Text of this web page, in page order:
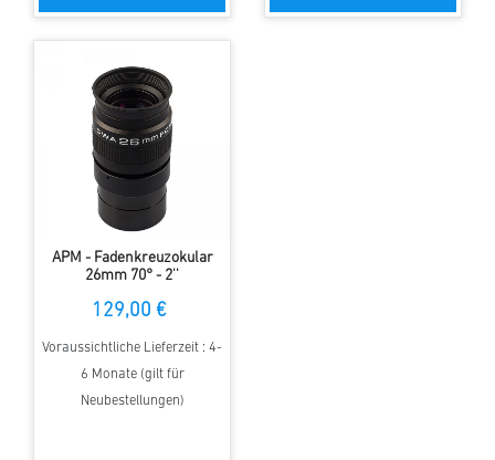
APM - Fadenkreuzokular
26mm 70° - 2''
129,00 €
Voraussichtliche Lieferzeit : 4-
6 Monate (gilt für
Neubestellungen)